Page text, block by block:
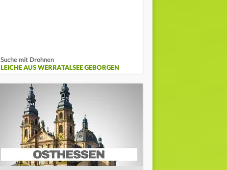
Suche mit Drohnen
LEICHE AUS WERRATALSEE GEBORGEN